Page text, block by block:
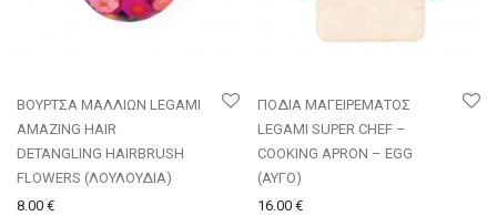
ΒΟΥΡΤΣΑ ΜΑΛΛΙΩΝ LEGAMI
AMAZING HAIR
DETANGLING HAIRBRUSH
FLOWERS (ΛΟΥΛΟΥΔΙΑ)
8.00 €
ΠΟΔΙΑ ΜΑΓΕΙΡΕΜΑΤΟΣ
LEGAMI SUPER CHEF –
COOKING APRON – EGG
(ΑΥΓΟ)
16.00 €